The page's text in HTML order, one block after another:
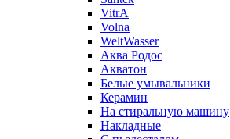
VitrA
Volna
WeltWasser
Аква Родос
Акватон
Белые умывальники
Керамин
На стиральную машину
Накладные